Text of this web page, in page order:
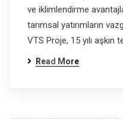
ve iklimlendirme
tarımsal yatırımların
VTS Proje, 15 yılı aşkın
Read More